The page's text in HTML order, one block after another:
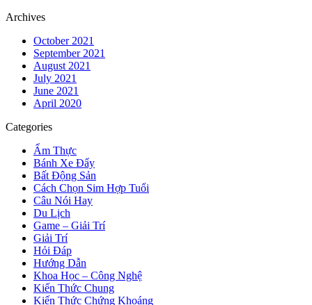
Archives
October 2021
September 2021
August 2021
July 2021
June 2021
April 2020
Categories
Ẩm Thực
Bánh Xe Đẩy
Bất Động Sản
Cách Chọn Sim Hợp Tuổi
Câu Nói Hay
Du Lịch
Game – Giải Trí
Giải Trí
Hỏi Đáp
Hướng Dẫn
Khoa Học – Công Nghệ
Kiến Thức Chung
Kiến Thức Chứng Khoáng